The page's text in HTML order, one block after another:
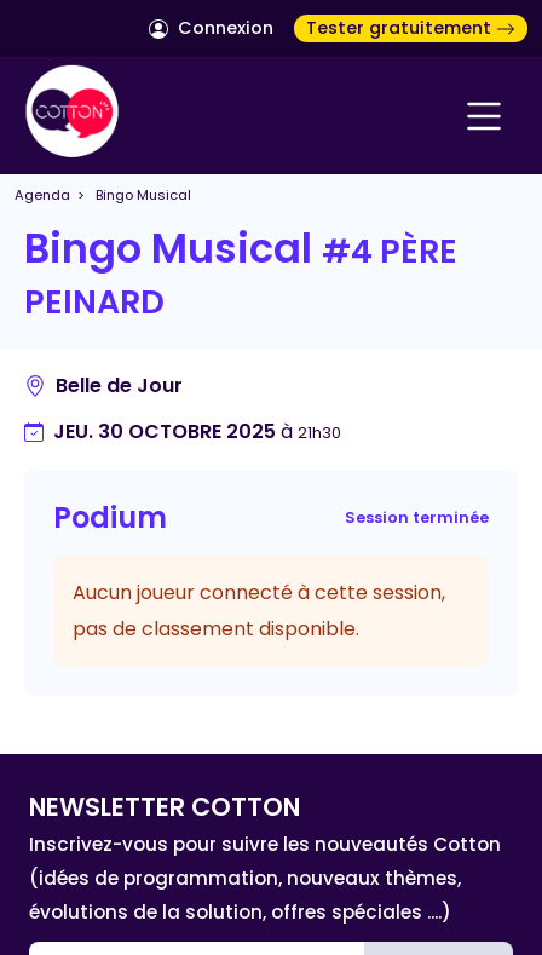
Connexion Tester gratuitement
Agenda > Bingo Musical
Bingo Musical #4 PÈRE
PEINARD
Belle de Jour
JEU. 30 OCTOBRE 2025 à 21h30
Podium Session terminée
Aucun joueur connecté à cette session,
pas de classement disponible.
NEWSLETTER COTTON
Inscrivez-vous pour suivre les nouveautés Cotton
(idées de programmation, nouveaux thèmes,
évolutions de la solution, offres spéciales ....)